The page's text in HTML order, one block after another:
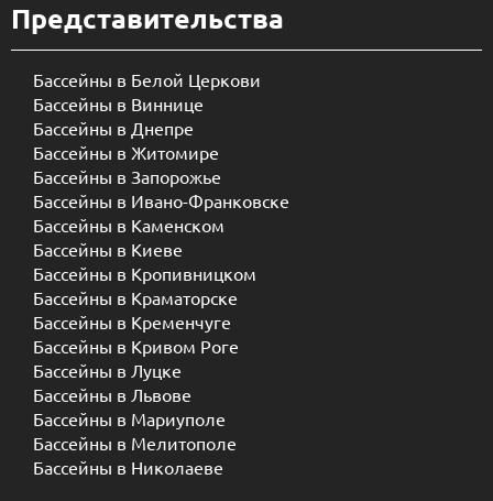
Представительства
Бассейны в Белой Церкови
Бассейны в Виннице
Бассейны в Днепре
Бассейны в Житомире
Бассейны в Запорожье
Бассейны в Ивано-Франковске
Бассейны в Каменском
Бассейны в Киеве
Бассейны в Кропивницком
Бассейны в Краматорске
Бассейны в Кременчуге
Бассейны в Кривом Роге
Бассейны в Луцке
Бассейны в Львове
Бассейны в Мариуполе
Бассейны в Мелитополе
Бассейны в Николаеве